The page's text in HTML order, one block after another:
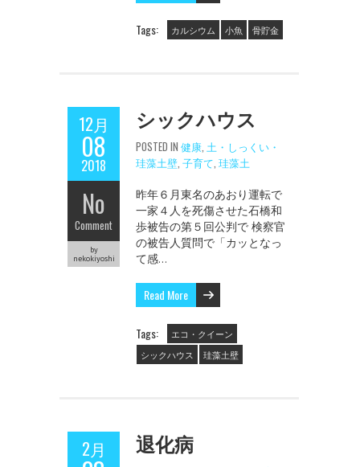
Tags: カルシウム 小魚 骨貯金
12月
08
2018
No
Comment
by
nekokiyoshi
シックハウス
POSTED IN 健康 土・しっくい・
珪藻土壁 子育て 珪藻土
昨年６月東名のあおり運転で
一家４人を死傷させた石橋和
歩被告の第５回公判で 検察官
の被告人質問で「カッとなっ
て感…
Read More
Tags:
エコ・クイーン
シックハウス
珪藻土壁
2月 退化病